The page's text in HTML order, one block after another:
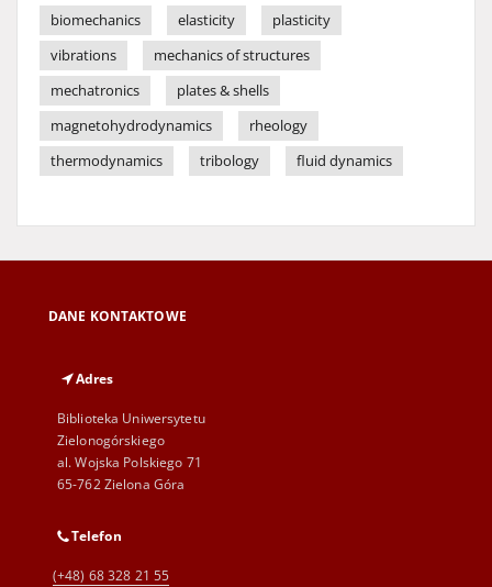
biomechanics
elasticity
plasticity
vibrations
mechanics of structures
mechatronics
plates & shells
magnetohydrodynamics
rheology
thermodynamics
tribology fluid dynamics
DANE KONTAKTOWE
Adres
Biblioteka Uniwersytetu
Zielonogórskiego
al. Wojska Polskiego 71
65-762 Zielona Góra
Telefon
(+48) 68 328 21 55